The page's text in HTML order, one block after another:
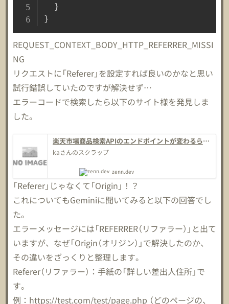
}
}
REQUEST_CONTEXT_BODY_HTTP_REFERRER_MISSI
NG
リクエストに「Referer」を設定すれば良いのかなと思い
試行錯誤していたのですが解決せず…
エラーコードで検索したら以下のサイト様を発見しま
した。
楽天市場商品検索APIのエンドポイントが変わるらし
いので修正しているが、403エラーになる
kaさんのスクラップ
zenn.dev
「Referer」じゃなくて「Origin」！？
これについてもGeminiに聞いてみると以下の回答でし
た。
エラーメッセージには「REFERRER（リファラー）」と出て
いますが、なぜ「Origin（オリジン）」で解決したのか、
その違いをざっくりと整理します。
Referer（リファラー）：手紙の「詳しい差出人住所」で
す。
例：https://test.com/test/page.php （どのページの、